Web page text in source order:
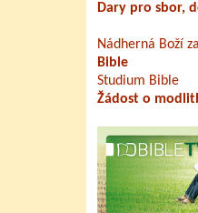
Dary pro sbor,
Nádherná Boží
Bible
Studium Bible
Žádost o